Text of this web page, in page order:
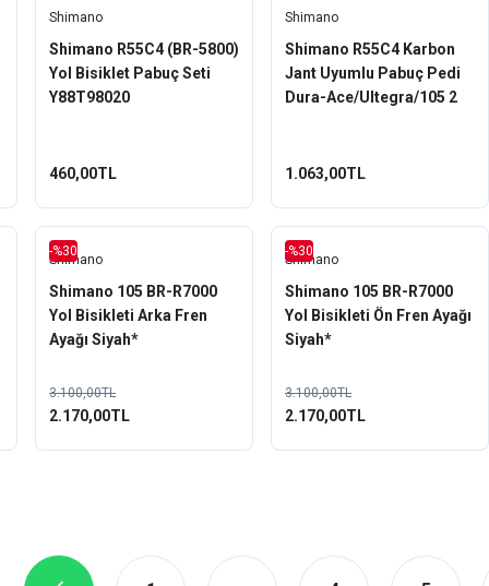
Shimano
Shimano R55C4 (BR-5800)
Yol Bisiklet Pabuç Seti
Y88T98020
460,00TL
Shimano
Shimano R55C4 Karbon
Jant Uyumlu Pabuç Pedi
Dura-Ace/Ultegra/105 2
1.063,00TL
-%30
Shimano
Shimano 105 BR-R7000
Yol Bisikleti Arka Fren
Ayağı Siyah*
3.100,00TL
2.170,00TL
-%30
Shimano
Shimano 105 BR-R7000
Yol Bisikleti Ön Fren Ayağı
Siyah*
3.100,00TL
2.170,00TL